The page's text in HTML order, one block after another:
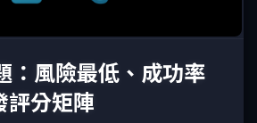
：風險最低、成功率
評分矩陣